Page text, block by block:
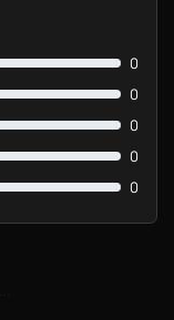
0
0
0
0
0